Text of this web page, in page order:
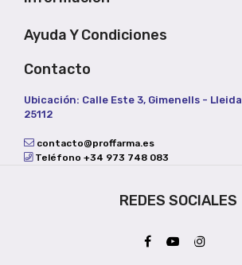
Ayuda Y Condiciones
Contacto
Ubicación: Calle Este 3, Gimenells - Lleida
25112
contacto@proffarma.es
Teléfono +34 973 748 083
REDES SOCIALES